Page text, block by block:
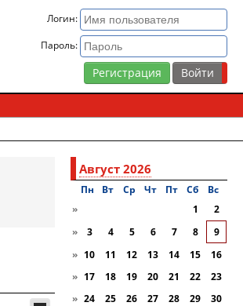
Логин:
Пароль:
Регистрация
Август 2026
Пн Вт Ср Чт Пт Сб
Вc
»
1
2
»
3 4 5 6 7 8
9
» 10 11 12 13 14 15
16
» 17 18 19 20 21 22
23
» 24 25 26 27 28 29
30